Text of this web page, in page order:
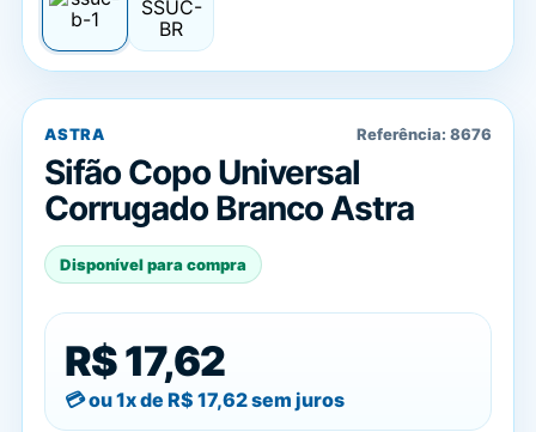
ASTRA Referência: 8676
Sifão Copo Universal
Corrugado Branco Astra
Disponível para compra
R$ 17,62
ou 1x de R$ 17,62sem juros